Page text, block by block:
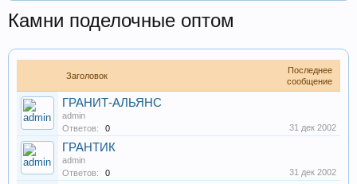
Камни поделочные оптом
Заголовок
Последнее
сообщение
ГРАНИТ-АЛЬЯНС
admin
Ответов:
0 31 дек 2002
ГРАНТИК
admin
Ответов:
0 31 дек 2002